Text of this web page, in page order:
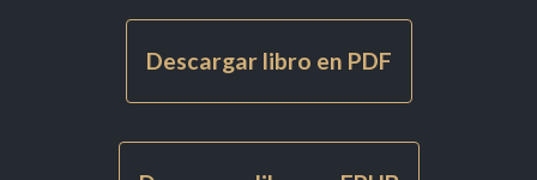
Descargar libro en PDF